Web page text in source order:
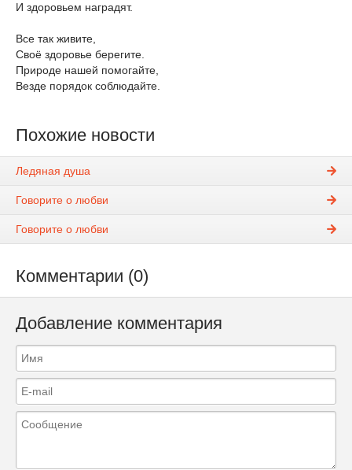
И здоровьем наградят.
Все так живите,
Своё здоровье берегите.
Природе нашей помогайте,
Везде порядок соблюдайте.
Похожие новости
Ледяная душа
Говорите о любви
Говорите о любви
Комментарии (0)
Добавление комментария